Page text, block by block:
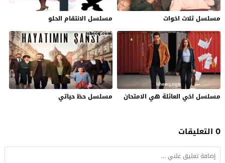
مسلسل ثلاث اخوات مسلسل الانتقام الحلو
مسلسل اخي العائلة هي الامتحان مسلسل حظ حياتي
0 التعليقات